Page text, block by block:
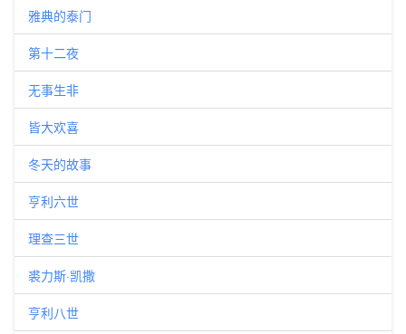
雅典的泰门
第十二夜
无事生非
皆大欢喜
冬天的故事
亨利六世
理查三世
裘力斯·凯撒
亨利八世